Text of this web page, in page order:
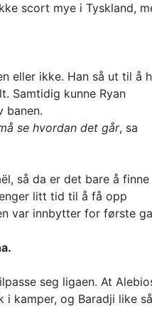
scort mye i Tyskland,
eller ikke. Han så ut til å
Samtidig kunne Ryan
banen.
se hvordan det går, sa
så da er det bare å finne
litt tid til å få opp
var innbytter for første
seg ligaen. At
kamper, og Baradji like